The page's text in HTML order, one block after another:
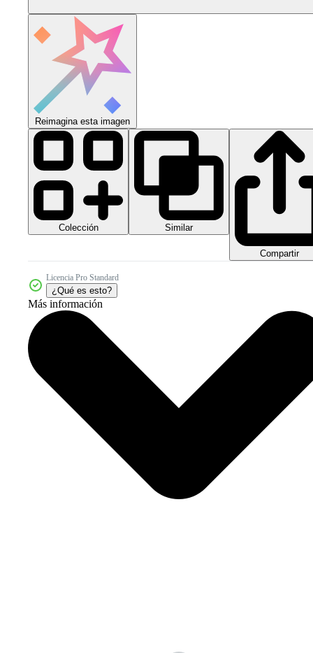
Reimagina esta imagen
Colección Similar
Compartir
Licencia Pro Standard
¿Qué es esto?
Más información